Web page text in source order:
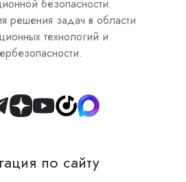
безопасности.
решения задач в области
технологий и
Join
Slack
по сайту